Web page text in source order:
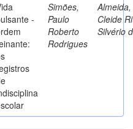
-
Simões,
Paulo
Roberto
Rodrigues
Almeida,
Cleide
Silvério